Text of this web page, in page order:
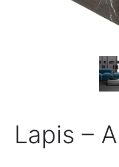
Lapis –